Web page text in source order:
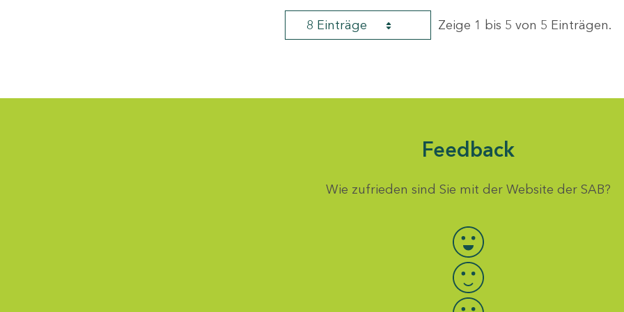
8 Einträge Zeige 1 bis 5 von 5 Einträgen.
Feedback
Wie zufrieden sind Sie mit der Website der SAB?
Bewertung auswählen